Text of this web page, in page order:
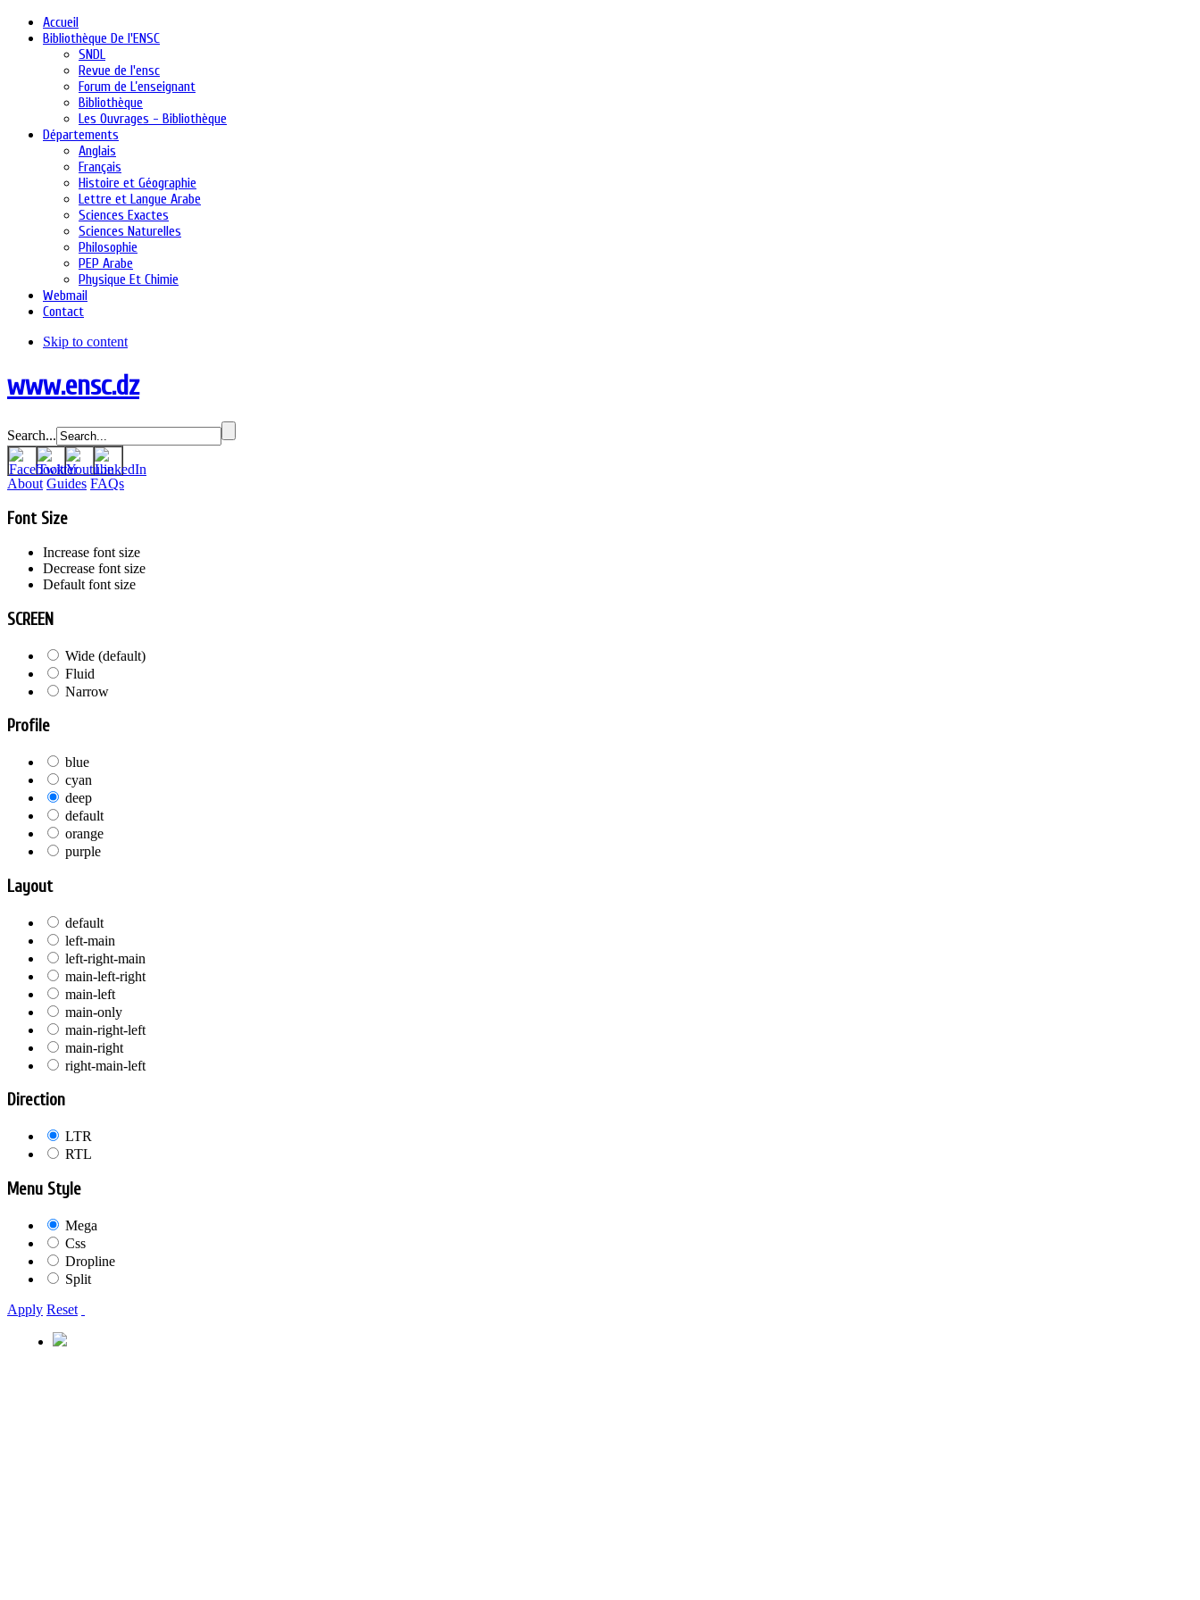
Accueil
Bibliothèque De l'ENSC
SNDL
Revue de l'ensc
Forum de L’enseignant
Bibliothèque
Les Ouvrages - Bibliothèque
Départements
Anglais
Français
Histoire et Géographie
Lettre et Langue Arabe
Sciences Exactes
Sciences Naturelles
Philosophie
PEP Arabe
Physique Et Chimie
Webmail
Contact
Skip to content
www.ensc.dz
Search...
About Guides FAQs
Font Size
Increase font size
Decrease font size
Default font size
SCREEN
Wide (default)
Fluid
Narrow
Profile
blue
cyan
deep
default
orange
purple
Layout
default
left-main
left-right-main
main-left-right
main-left
main-only
main-right-left
main-right
right-main-left
Direction
LTR
RTL
Menu Style
Mega
Css
Dropline
Split
Apply Reset